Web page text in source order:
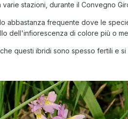
varie stazioni, durante il Convegno
abbastanza frequente dove le
dell'infiorescenza di colore più o
questi ibridi sono spesso fertili e